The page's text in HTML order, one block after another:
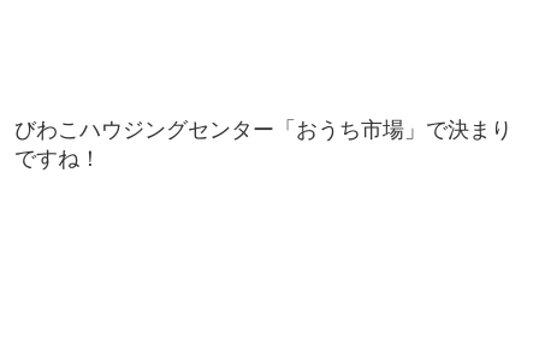
びわこハウジングセンター「おうち市場」で決まり
ですね！